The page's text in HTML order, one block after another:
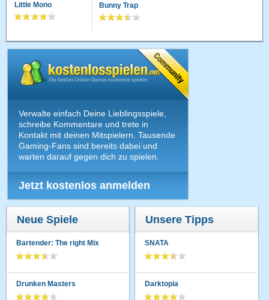
Little Mono Bunny Trap
Verwalte einfach Deine Lieblingsspiele,
schreibe Kommentare und trete in
Kontakt mit deinen Mitspielern. Tausende
Gaming-Fans sind bereits dabei und
warten darauf gegen dich zu spielen.
Jetzt kostenlos anmelden
Neue Spiele
Bartender: The right Mix
Drunken Masters
Unsere Tipps
SNATA
Darktopia